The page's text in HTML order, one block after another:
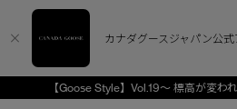
【Goose Style】Vol.19～ 標高が変わ
カナダグースジャパン公式